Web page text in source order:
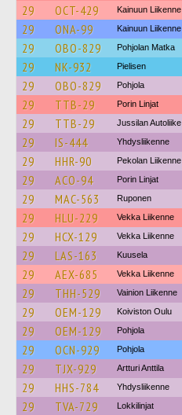
29 OCT-429 Kainuun Liikenne
29 ONA-99 Kainuun Liikenne
29 OBO-829 Pohjolan Matka
29 NK-932 Pielisen
29 OBO-829 Pohjola
29 TTB-29 Porin Linjat
29 TTB-29 Jussilan Autoliike
29 IS-444 Yhdysliikenne
29 HHR-90 Pekolan Liikenne
29 ACO-94 Porin Linjat
29 MAC-563 Ruponen
29 HLU-229 Vekka Liikenne
29 HCX-129 Vekka Liikenne
29 LAS-163 Kuusela
29 AEX-685 Vekka Liikenne
29 THH-529 Vainion Liikenne
29 OEM-129 Koiviston Oulu
29 OEM-129 Pohjola
29 OCN-929 Pohjola
29 TJX-929 Artturi Anttila
29 HHS-784 Yhdysliikenne
29 TVA-729 Lokkilinjat